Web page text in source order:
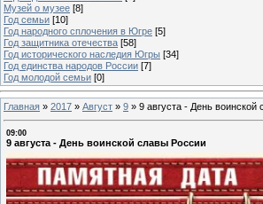
Музей о музее [8]
Год семьи [10]
Год народного сплочения в Югре [5]
Год защитника отечества [58]
Год исторического наследия Югры [34]
Год единства народов России [7]
Год молодой семьи [0]
Главная » 2017 » Август » 9 » 9 августа - День воинской
09:00
9 августа - День воинской славы России